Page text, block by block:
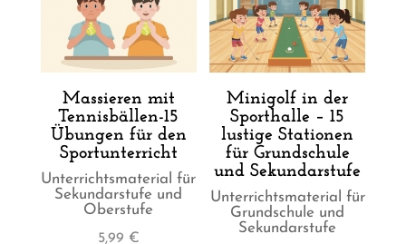
Massieren mit
Tennisbällen-15
Übungen für den
Sportunterricht
Unterrichtsmaterial für
Sekundarstufe und
Oberstufe
5,99 €
Minigolf in der
Sporthalle – 15
lustige Stationen
für Grundschule
und Sekundarstufe
Unterrichtsmaterial für
Grundschule und
Sekundarstufe